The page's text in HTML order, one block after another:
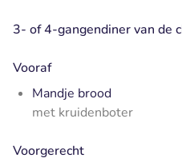
3- of 4-gangendiner van de
Vooraf
Mandje brood
met kruidenboter
Voorgerecht